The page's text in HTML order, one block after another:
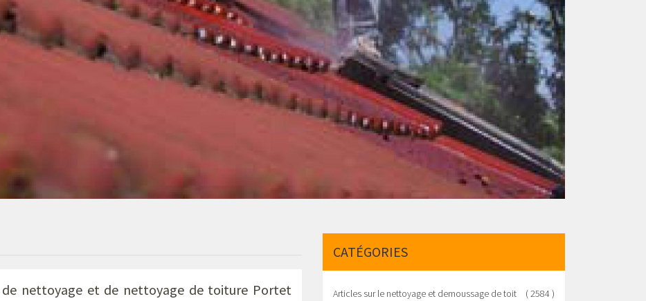
nettoyage et de nettoyage de toiture Portet
CATÉGORIES
Articles sur le nettoyage et demoussage de toit ( 2584 )